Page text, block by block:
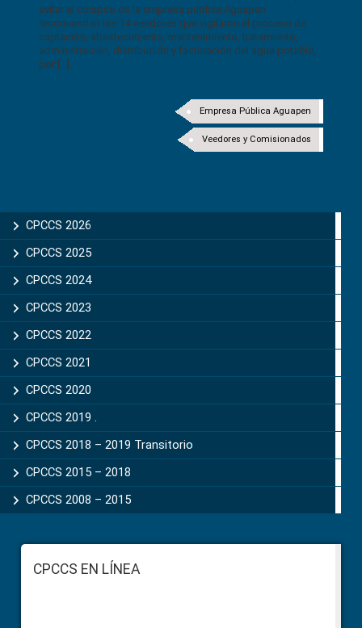
evitar el colapso de la empresa pública Aguapen
recomiendan los 14 veedores que vigilaron el proceso de
captación, abastecimiento, mantenimiento, tratamiento,
administración, distribución y facturación del agua potable,
por […]
Empresa Pública Aguapen
Veedores y Comisionados
CPCCS 2026
CPCCS 2025
CPCCS 2024
CPCCS 2023
CPCCS 2022
CPCCS 2021
CPCCS 2020
CPCCS 2019 .
CPCCS 2018 – 2019 Transitorio
CPCCS 2015 – 2018
CPCCS 2008 – 2015
FooterCPCCS EN LÍNEA